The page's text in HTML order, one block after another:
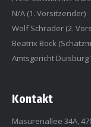
N/A (1. Vorsitzender)
Wolf Schrader (2.
Beatrix Bock
Amtsgericht Duisburg
Kontakt
Masurenallee 34A,